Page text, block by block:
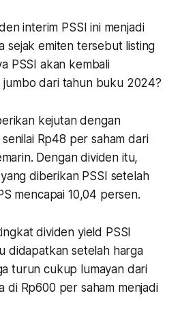
interim PSSI ini menjadi
sejak emiten tersebut listing
PSSI akan kembali
jumbo dari tahun buku 2024?
kejutan dengan
Rp48 per saham dari
Dengan dividen itu,
diberikan PSSI setelah
mencapai 10,04 persen.
dividen yield PSSI
didapatkan setelah harga
turun cukup lumayan dari
di Rp600 per saham menjadi